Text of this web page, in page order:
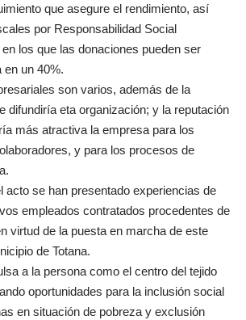
que asegure el rendimiento, así
por Responsabilidad Social
los que las donaciones pueden ser
un 40%.
son varios, además de la
difundiría eta organización; y la reputación
más atractiva la empresa para los
y para los procesos de
acto se han presentado experiencias de
empleados contratados procedentes de
virtud de la puesta en marcha de este
de Totana.
a la persona como el centro del tejido
oportunidades para la inclusión social
en situación de pobreza y exclusión